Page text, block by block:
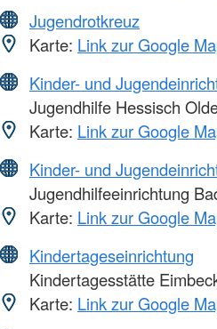
Jugendrotkreuz
Karte: Link zur Google
Kinder- und
Jugendhilfe Hessisch
Karte: Link zur Google
Kinder- und
Jugendhilfeeinrichtung
Karte: Link zur Google
Kindertageseinrichtung
Kindertagesstätte
Karte: Link zur Google